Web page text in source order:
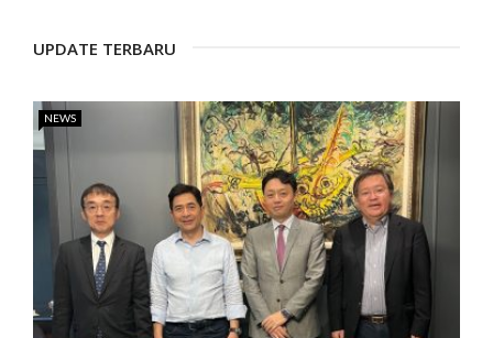
UPDATE TERBARU
NEWS